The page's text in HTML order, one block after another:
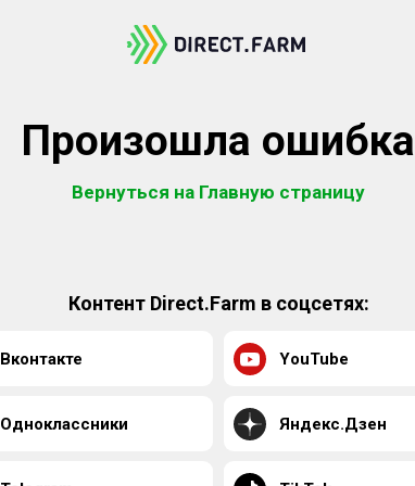
Произошла ошибка
Вернуться на Главную страницу
Контент Direct.Farm в соцсетях:
Вконтакте YouTube
Одноклассники Яндекс.Дзен